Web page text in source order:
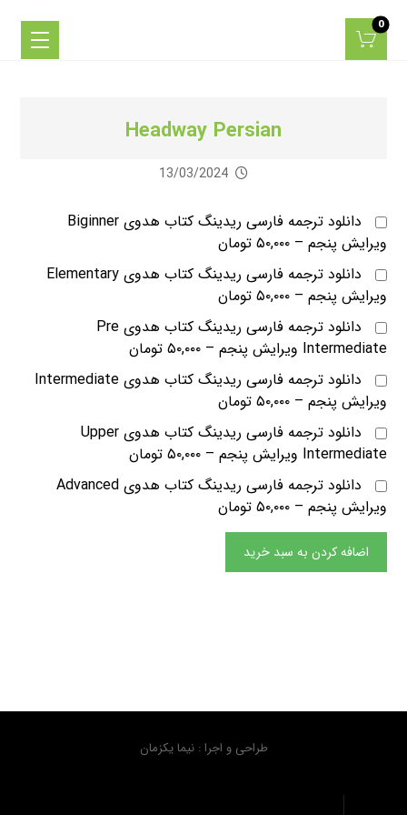
Headway Persian
13/03/2024
دانلود ترجمه فارسی ریدینگ کتاب هدوی Biginner
ویرایش پنجم –۵۰,۰۰۰ تومان
دانلود ترجمه فارسی ریدینگ کتاب هدوی Elementary
ویرایش پنجم –۵۰,۰۰۰ تومان
دانلود ترجمه فارسی ریدینگ کتاب هدوی Pre
Intermediate ویرایش پنجم
–۵۰,۰۰۰ تومان
دانلود ترجمه فارسی ریدینگ کتاب هدوی Intermediate
ویرایش پنجم –۵۰,۰۰۰ تومان
دانلود ترجمه فارسی ریدینگ کتاب هدوی Upper
Intermediate ویرایش پنجم
–۵۰,۰۰۰ تومان
دانلود ترجمه فارسی ریدینگ کتاب هدوی Advanced
ویرایش پنجم –۵۰,۰۰۰ تومان
اضافه کردن به سبد خرید
طراحی و اجرا : نیما یکزمان